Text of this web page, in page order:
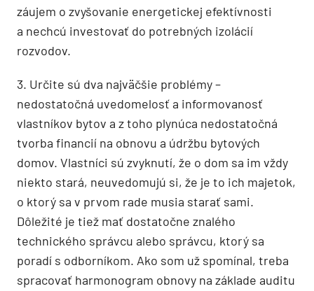
záujem o zvyšovanie energetickej efektívnosti
a nechcú investovať do potrebných izolácií
rozvodov.
3. Určite sú dva najväčšie problémy –
nedostatočná uvedomelosť a informovanosť
vlastníkov bytov a z toho plynúca nedostatočná
tvorba financií na obnovu a údržbu bytových
domov. Vlastníci sú zvyknutí, že o dom sa im vždy
niekto stará, neuvedomujú si, že je to ich majetok,
o ktorý sa v prvom rade musia starať sami.
Dôležité je tiež mať dostatočne znalého
technického správcu alebo správcu, ktorý sa
poradí s odborníkom. Ako som už spomínal, treba
spracovať harmonogram obnovy na základe auditu